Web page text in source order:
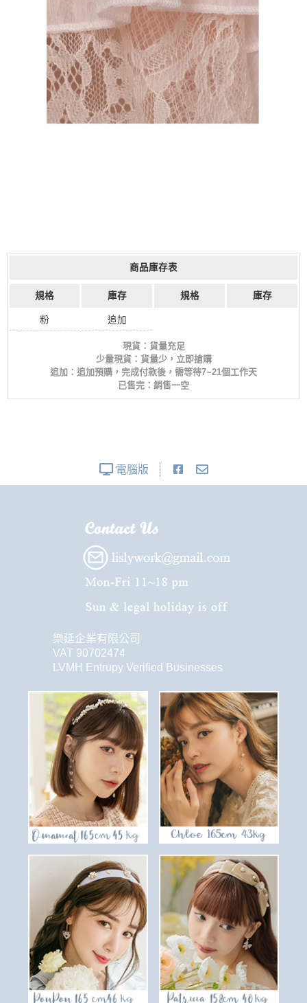
商品庫存表
規格 庫存 規格 庫存
粉 追加
現貨：貨量充足
少量現貨：貨量少，立即搶購
追加：追加預購，完成付款後，需等待7~21個工作天
已售完：銷售一空
電腦版
樂延企業有限公司
VAT 90702474
LVMH Entrupy Verified Businesses